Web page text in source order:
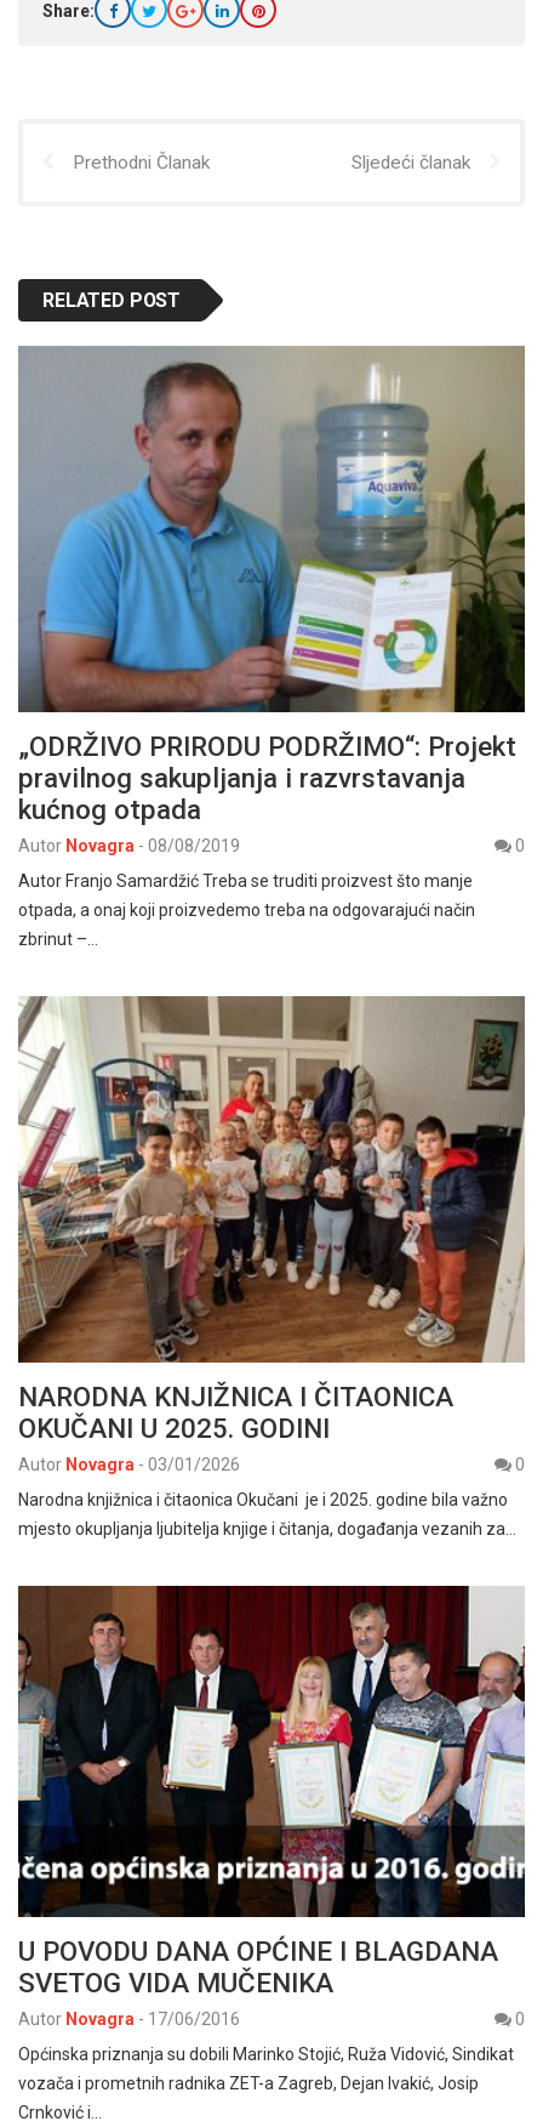
Share:
Prethodni Članak Sljedeći članak
RELATED POST
„ODRŽIVO PRIRODU PODRŽIMO“: Projekt
pravilnog sakupljanja i razvrstavanja
kućnog otpada
Autor Novagra - 08/08/2019
0
Autor Franjo Samardžić Treba se truditi proizvest što manje
otpada, a onaj koji proizvedemo treba na odgovarajući način
zbrinut –…
NARODNA KNJIŽNICA I ČITAONICA
OKUČANI U 2025. GODINI
Autor Novagra - 03/01/2026
0
Narodna knjižnica i čitaonica Okučani je i 2025. godine bila važno
mjesto okupljanja ljubitelja knjige i čitanja, događanja vezanih za…
U POVODU DANA OPĆINE I BLAGDANA
SVETOG VIDA MUČENIKA
Autor Novagra - 17/06/2016
0
Općinska priznanja su dobili Marinko Stojić, Ruža Vidović, Sindikat
vozača i prometnih radnika ZET-a Zagreb, Dejan Ivakić, Josip
Crnković i…